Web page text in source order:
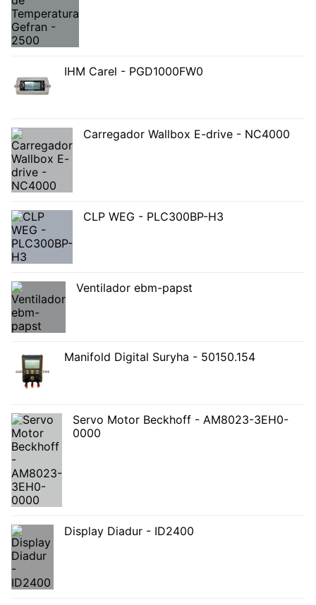
IHM Carel - PGD1000FW0
Carregador Wallbox E-drive - NC4000
CLP WEG - PLC300BP-H3
Ventilador ebm-papst
Manifold Digital Suryha - 50150.154
Servo Motor Beckhoff - AM8023-3EH0-
0000
Display Diadur - ID2400